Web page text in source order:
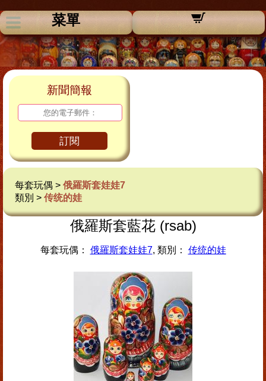
菜單
新聞簡報
訂閱
每套玩偶 > 俄羅斯套娃娃7
類別 > 传统的娃
俄羅斯套藍花 (rsab)
每套玩偶： 俄羅斯套娃娃7, 類別： 传统的娃